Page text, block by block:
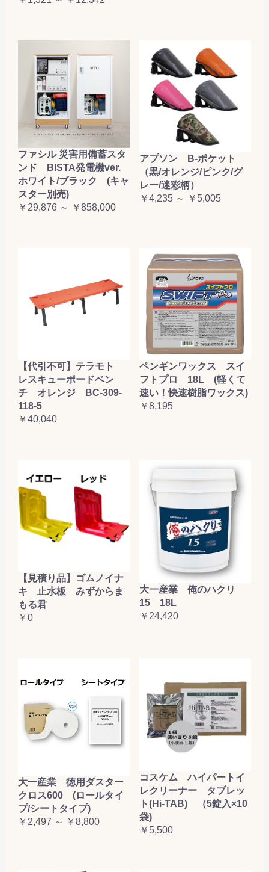
ファシル 災害用備蓄スタ
ンド BISTA発電機ver.
ホワイト/ブラック (キャ
スター別売)
￥29,876 ～ ￥858,000
アプソン B-ポケット
（黒/オレンジ/ピンク/グ
レー/迷彩柄）
￥4,235 ～ ￥5,005
【代引不可】テラモト
レスキューボードベン
チ オレンジ BC-309-
118-5
￥40,040
ペンギンワックス スイ
フトプロ 18L (軽くて
速い！快速樹脂ワックス)
￥8,195
【見積り品】ゴムノイナ
キ 止水板 みずからま
もる君
￥0
大一産業 俺のハクリ
15 18L
￥24,420
大一産業 徳用ダスター
クロス600 (ロールタイ
プ/シートタイプ)
￥2,497 ～ ￥8,800
コスケム ハイパートイ
レクリーナー タブレッ
ト(Hi-TAB) （5錠入×10
袋)
￥5,500